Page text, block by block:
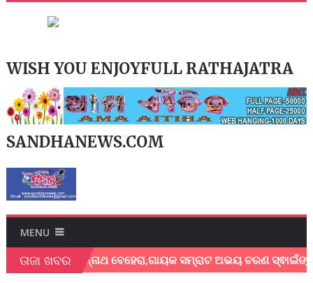
WISH YOU ENJOYFULL RATHAJATRA
SANDHANEWS.COM
MENU
ତାଜା ଖବର
ଜଗନ୍ନାଥ ବେହେରା,ଗାୟକ ସମ୍ରାଟ ଅଭୟ ଚରଣ ସ୍ଵାଇଁଙ୍କ